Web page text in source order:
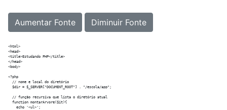
Aumentar Fonte Diminuir Fonte
<html>
<head>
<title>Estudando PHP</title>
</head>
<body>
<?php
  // nome e local do diretório
  $dir = $_SERVER["DOCUMENT_ROOT"] . "/escola/app";
  // função recursiva que lista o diretório atual
  function montarArvore($it){
    echo '<ul>';